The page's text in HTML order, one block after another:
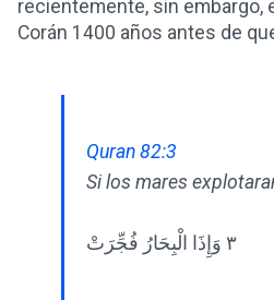
recientemente, sin embargo,
Corán 1400 años antes de
Quran 82:3
Si los mares
٣ وَإِذَا الْبِحَارُ فُجِّرَتْ